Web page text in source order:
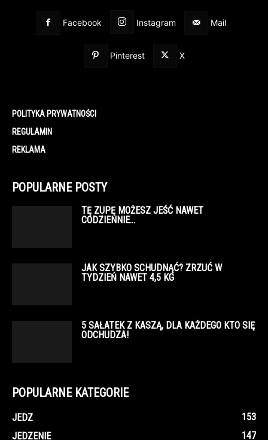
Facebook Instagram Mail
Pinterest X
POLITYKA PRYWATNOŚCI
REGULAMIN
REKLAMA
POPULARNE POSTY
TĘ ZUPĘ MOŻESZ JEŚĆ NAWET
CODZIENNIE…
JAK SZYBKO SCHUDNĄĆ? ZRZUĆ W
TYDZIEŃ NAWET 4,5 KG
5 SAŁATEK Z KASZĄ, DLA KAŻDEGO KTO SIĘ
ODCHUDZA!
POPULARNE KATEGORIE
JEDZ
153
JEDZENIE
147